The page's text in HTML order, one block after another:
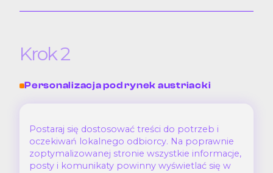
Personalizacja pod rynek austriacki
Krok 2
Postaraj się dostosować treści do potrzeb i
oczekiwań lokalnego odbiorcy. Na poprawnie
zoptymalizowanej stronie wszystkie informacje,
posty i komunikaty powinny wyświetlać się w